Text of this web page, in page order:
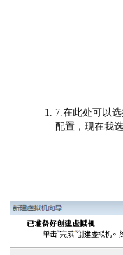
7.在此处可以
配置，现在我